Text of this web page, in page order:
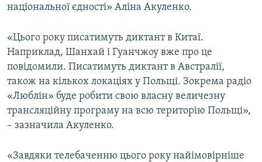
СВІДЧЕННЯ ОКУПАЦІЇ
УКРАЇНСЬКА ПРОБЛЕМА КРИМУ
ІНФОГРАФІКА
Qırımtatar
ДОЛУЧАЙСЯ!
національної єдності» Аліна Акуленко.
«Цього року писатимуть диктант в Китаї.
Наприклад, Шанхай і Гуанчжоу вже про це
повідомили. Писатимуть диктант в Австралії,
також на кількох локаціях у Польщі. Зокрема радіо
«Люблін» буде робити свою власну величезну
трансляційну програму на всю територію Польщі»,
– зазначила Акуленко.
«Завдяки телебаченню цього року найімовірніше